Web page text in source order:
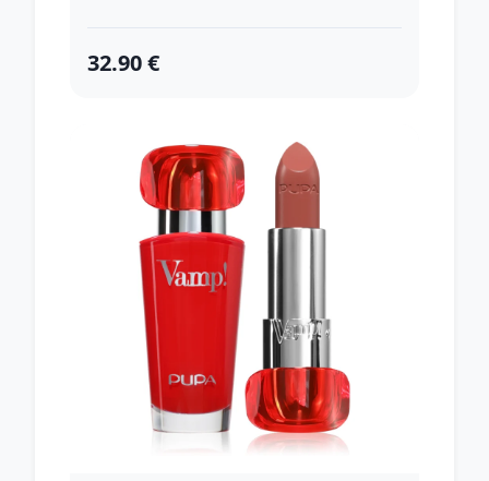
32.90 €